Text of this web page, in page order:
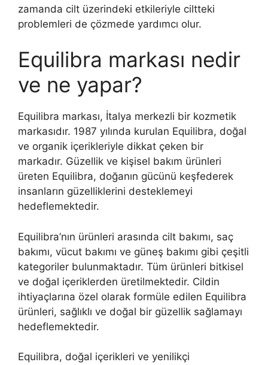
zamanda cilt üzerindeki etkileriyle ciltteki
problemleri de çözmede yardımcı olur.
Equilibra markası nedir
ve ne yapar?
Equilibra markası, İtalya merkezli bir kozmetik
markasıdır. 1987 yılında kurulan Equilibra, doğal
ve organik içerikleriyle dikkat çeken bir
markadır. Güzellik ve kişisel bakım ürünleri
üreten Equilibra, doğanın gücünü keşfederek
insanların güzelliklerini desteklemeyi
hedeflemektedir.
Equilibra’nın ürünleri arasında cilt bakımı, saç
bakımı, vücut bakımı ve güneş bakımı gibi çeşitli
kategoriler bulunmaktadır. Tüm ürünleri bitkisel
ve doğal içeriklerden üretilmektedir. Cildin
ihtiyaçlarına özel olarak formüle edilen Equilibra
ürünleri, sağlıklı ve doğal bir güzellik sağlamayı
hedeflemektedir.
Equilibra, doğal içerikleri ve yenilikçi